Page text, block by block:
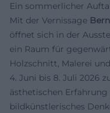
Ein sommerlicher
Mit der Vernissage
öffnet sich in der
ein Raum für
Holzschnitt, Malerei
4. Juni bis 8. Juli 2026
ästhetischen Erfahrung
bildkünstlerisches